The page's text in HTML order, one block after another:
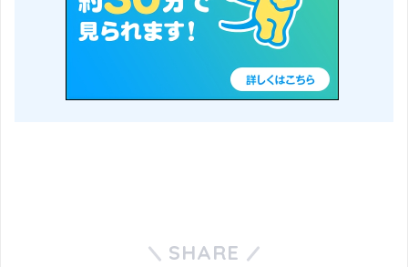
SHARE